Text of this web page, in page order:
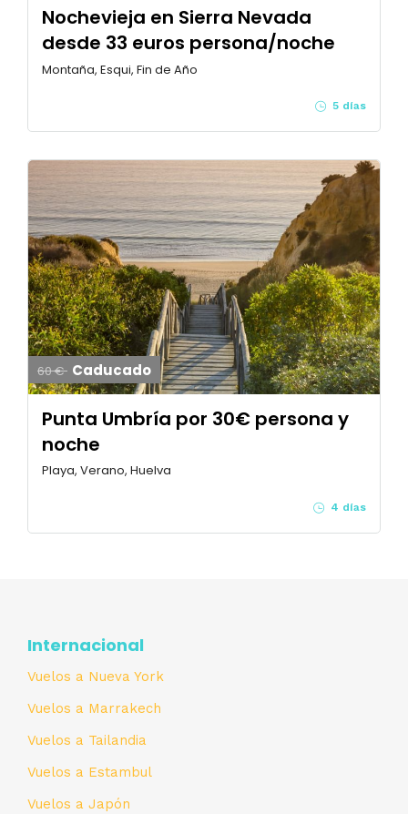
Nochevieja en Sierra Nevada
desde 33 euros persona/noche
Montaña, Esqui, Fin de Año
5 días
60 € Caducado
Punta Umbría por 30€ persona y
noche
Playa, Verano, Huelva
4 días
Internacional
Vuelos a Nueva York
Vuelos a Marrakech
Vuelos a Tailandia
Vuelos a Estambul
Vuelos a Japón